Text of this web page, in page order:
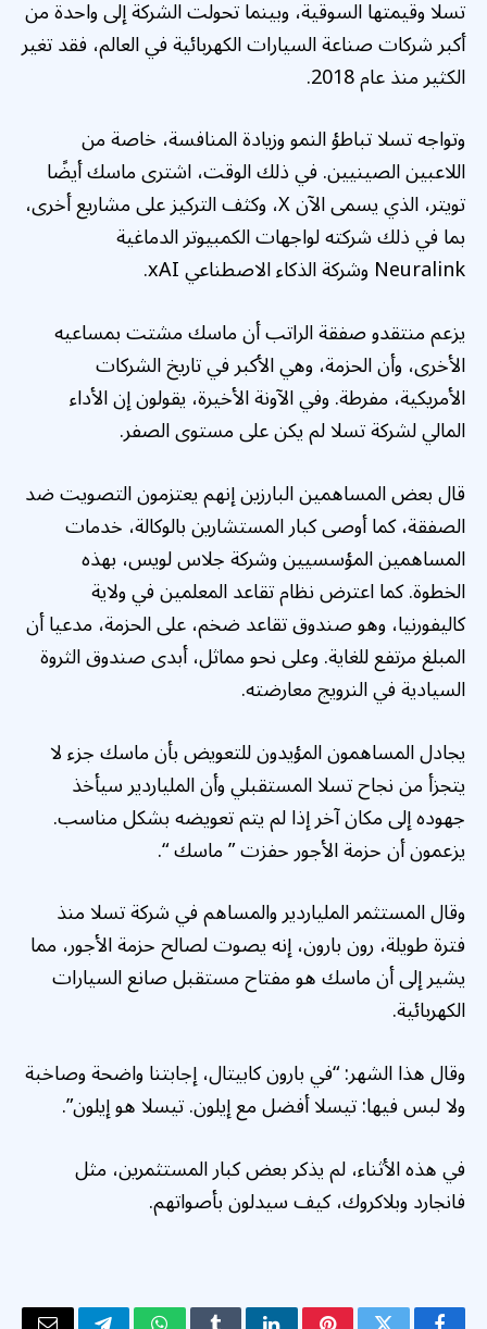
تسلا وقيمتها السوقية، وبينما تحولت الشركة إلى واحدة من
أكبر شركات صناعة السيارات الكهربائية في العالم، فقد تغير
الكثير منذ عام 2018.
وتواجه تسلا تباطؤ النمو وزيادة المنافسة، خاصة من
اللاعبين الصينيين. في ذلك الوقت، اشترى ماسك أيضًا
تويتر، الذي يسمى الآن X، وكثف التركيز على مشاريع أخرى،
بما في ذلك شركته لواجهات الكمبيوتر الدماغية
Neuralink وشركة الذكاء الاصطناعي xAI.
يزعم منتقدو صفقة الراتب أن ماسك مشتت بمساعيه
الأخرى، وأن الحزمة، وهي الأكبر في تاريخ الشركات
الأمريكية، مفرطة. وفي الآونة الأخيرة، يقولون إن الأداء
المالي لشركة تسلا لم يكن على مستوى الصفر.
قال بعض المساهمين البارزين إنهم يعتزمون التصويت ضد
الصفقة، كما أوصى كبار المستشارين بالوكالة، خدمات
المساهمين المؤسسيين وشركة جلاس لويس، بهذه
الخطوة. كما اعترض نظام تقاعد المعلمين في ولاية
كاليفورنيا، وهو صندوق تقاعد ضخم، على الحزمة، مدعيا أن
المبلغ مرتفع للغاية. وعلى نحو مماثل، أبدى صندوق الثروة
السيادية في النرويج معارضته.
يجادل المساهمون المؤيدون للتعويض بأن ماسك جزء لا
يتجزأ من نجاح تسلا المستقبلي وأن الملياردير سيأخذ
جهوده إلى مكان آخر إذا لم يتم تعويضه بشكل مناسب.
يزعمون أن حزمة الأجور حفزت ” ماسك “.
وقال المستثمر الملياردير والمساهم في شركة تسلا منذ
فترة طويلة، رون بارون، إنه يصوت لصالح حزمة الأجور، مما
يشير إلى أن ماسك هو مفتاح مستقبل صانع السيارات
الكهربائية.
وقال هذا الشهر: “في بارون كابيتال، إجابتنا واضحة وصاخبة
ولا لبس فيها: تيسلا أفضل مع إيلون. تيسلا هو إيلون”.
في هذه الأثناء، لم يذكر بعض كبار المستثمرين، مثل
فانجارد وبلاكروك، كيف سيدلون بأصواتهم.